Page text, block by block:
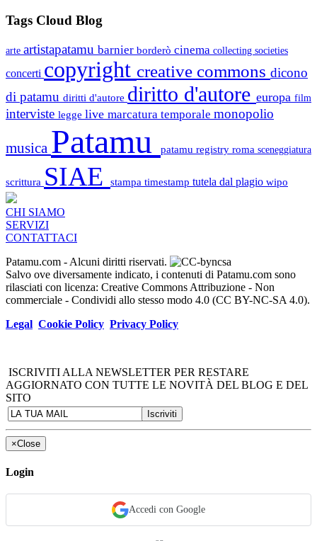
Tags Cloud Blog
arte artistapatamu barnier borderò cinema collecting societies
concerti copyright creative commons dicono
di patamu diritti d'autore diritto d'autore europa film
interviste legge live marcatura temporale monopolio
musica Patamu patamu registry roma sceneggiatura
scrittura SIAE stampa timestamp tutela dal plagio wipo
CHI SIAMO
SERVIZI
CONTATTACI
Patamu.com - Alcuni diritti riservati.
Salvo ove diversamente indicato, i contenuti di Patamu.com sono
rilasciati con licenza: Creative Commons Attribuzione - Non
commerciale - Condividi allo stesso modo 4.0 (CC BY-NC-SA 4.0).
Legal Cookie Policy Privacy Policy
ISCRIVITI ALLA NEWSLETTER PER RESTARE
AGGIORNATO CON TUTTE LE NOVITÀ DEL BLOG E DEL
SITO
×Close
Login
Accedi con Google